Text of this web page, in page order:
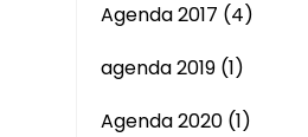
Agenda 2017 (4)
agenda 2019 (1)
Agenda 2020 (1)